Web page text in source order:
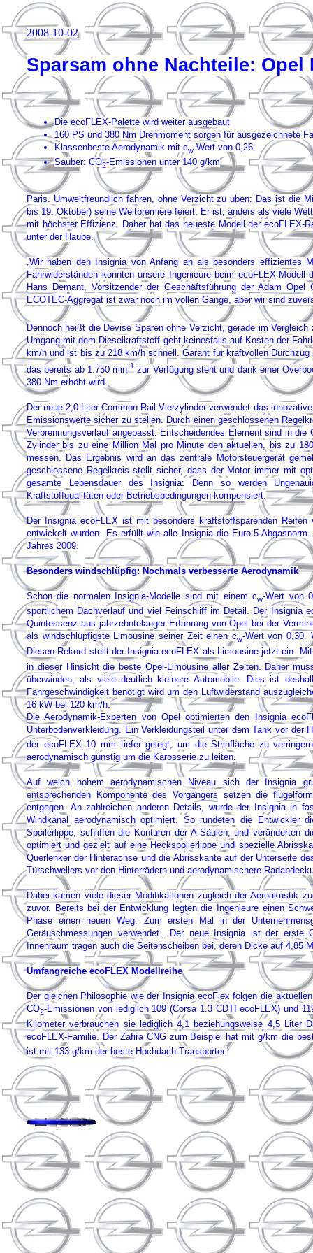
2008-10-02
Sparsam ohne Nachteile: Opel
Die ecoFLEX-Palette wird weiter ausgebaut
160 PS und 380 Nm Drehmoment sorgen für ausgezeichnete
Klassenbeste Aerodynamik mit cw-Wert von 0,26
Sauber: CO2-Emissionen unter 140 g/km
Paris. Umweltfreundlich fahren, ohne Verzicht zu üben: Das ist die
bis 19. Oktober) seine Weltpremiere feiert. Er ist, anders als viele
mit höchster Effizienz. Daher hat das neueste Modell der ecoFLEX-
unter der Haube.
„Wir haben den Insignia von Anfang an als besonders effizientes
Fahrwiderständen konnten unsere Ingenieure beim ecoFLEX-
Hans Demant, Vorsitzender der Geschäftsführung der Adam
ECOTEC-Aggregat ist zwar noch im vollen Gange, aber wir sind
Dennoch heißt die Devise Sparen ohne Verzicht, gerade im
Umgang mit dem Dieselkraftstoff geht keinesfalls auf Kosten der
km/h und ist bis zu 218 km/h schnell. Garant für kraftvollen
das bereits ab 1.750 min-1 zur Verfügung steht und dank einer
380 Nm erhöht wird.
Der neue 2,0-Liter-Common-Rail-Vierzylinder verwendet das
Emissionswerte sicher zu stellen. Durch einen geschlossenen
Verbrennungsverlauf angepasst. Entscheidendes Element sind in
Zylinder bis zu eine Million Mal pro Minute den aktuellen, bis zu
messen. Das Ergebnis wird an das zentrale Motorsteuergerät
geschlossene Regelkreis stellt sicher, dass der Motor immer mit
gesamte Lebensdauer des Insignia: Denn so werden
Kraftstoffqualitäten oder Betriebsbedingungen kompensiert.
Der Insignia ecoFLEX ist mit besonders kraftstoffsparenden
entwickelt wurden. Es erfüllt wie alle Insignia die Euro-5-
Jahres 2009.
Besonders windschlüpfig: Nochmals verbesserte Aerodynamik
Schon die normalen Insignia-Modelle sind mit einem cw-Wert von
sportlichem Dachverlauf und viel Feinschliff im Detail. Der Insignia
Quintessenz aus jahrzehntelanger Erfahrung von Opel bei der
als windschlüpfigste Limousine seiner Zeit einen cw-Wert von 0,30.
Diesen Rekord stellt der Insignia ecoFLEX als Limousine jetzt ein:
in dieser Hinsicht die beste Opel-Limousine aller Zeiten. Daher
überwinden, als viele deutlich kleinere Automobile. Dies ist
Fahrgeschwindigkeit benötigt wird um den Luftwiderstand
16 kW bei 120 km/h.
Die Aerodynamik-Experten von Opel optimierten den Insignia
Unterbodenverkleidung. Ein Verkleidungsteil unter dem Tank vor der
der ecoFLEX 10 mm tiefer gelegt, um die Strinfläche zu
aerodynamisch günstig um die Karosserie zu leiten.
Auf welch hohem aerodynamischen Niveau sich der Insignia
entsprechenden Komponente des Vorgängers setzen die
entgegen. An zahlreichen anderen Details, wurde der Insignia in
Windkanal aerodynamisch optimiert. So rundeten die
Spoilerlippe, schliffen die Konturen der A-Säulen, und veränderten
optimiert und gezielt auf eine Heckspoilerlippe und spezielle
Querlenker der Hinterachse und die Abrisskante auf der Unterseite
Türschwellers vor den Hinterrädern und aerodynamischere
Dabei kamen viele dieser Modifikationen zugleich der Aeroakustik
zuvor. Bereits bei der Entwicklung legten die Ingenieure einen
Phase einen neuen Weg: Zum ersten Mal in der
Geräuschmessungen verwendet.. Der neue Insignia ist der erste
Innenraum tragen auch die Seitenscheiben bei, deren Dicke auf 4,85
Umfangreiche ecoFLEX Modellreihe
Der gleichen Philosophie wie der Insignia ecoFlex folgen die
CO2-Emissionen von lediglich 109 (Corsa 1.3 CDTI ecoFLEX) und
Kilometer verbrauchen sie lediglich 4,1 beziehungsweise 4,5 Liter
ecoFLEX-Familie. Der Zafira CNG zum Beispiel hat mit g/km die
ist mit 133 g/km der beste Hochdach-Transporter.